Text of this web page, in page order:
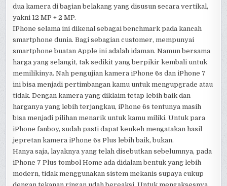
dua kamera di bagian belakang yang disusun secara vertikal,
yakni 12 MP + 2 MP.
IPhone selama ini dikenal sebagai benchmark pada kancah
smartphone dunia. Bagi sebagian customer, mempunyai
smartphone buatan Apple ini adalah idaman. Namun bersama
harga yang selangit, tak sedikit yang berpikir kembali untuk
memilikinya. Nah pengujian kamera iPhone 6s dan iPhone 7
ini bisa menjadi pertimbangan kamu untuk mengupgrade atau
tidak. Dengan kamera yang diklaim tetap lebih baik dan
harganya yang lebih terjangkau, iPhone 6s tentunya masih
bisa menjadi pilihan menarik untuk kamu miliki. Untuk para
iPhone fanboy, sudah pasti dapat keukeh mengatakan hasil
jepretan kamera iPhone 6s Plus lebih baik, bukan.
Hanya saja, layaknya yang telah disebutkan sebelumnya, pada
iPhone 7 Plus tombol Home ada didalam bentuk yang lebih
modern, tidak menggunakan sistem mekanis supaya cukup